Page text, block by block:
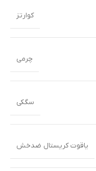
کوارتز
چرمی
سگکی
یاقوت کریستال ضدخش